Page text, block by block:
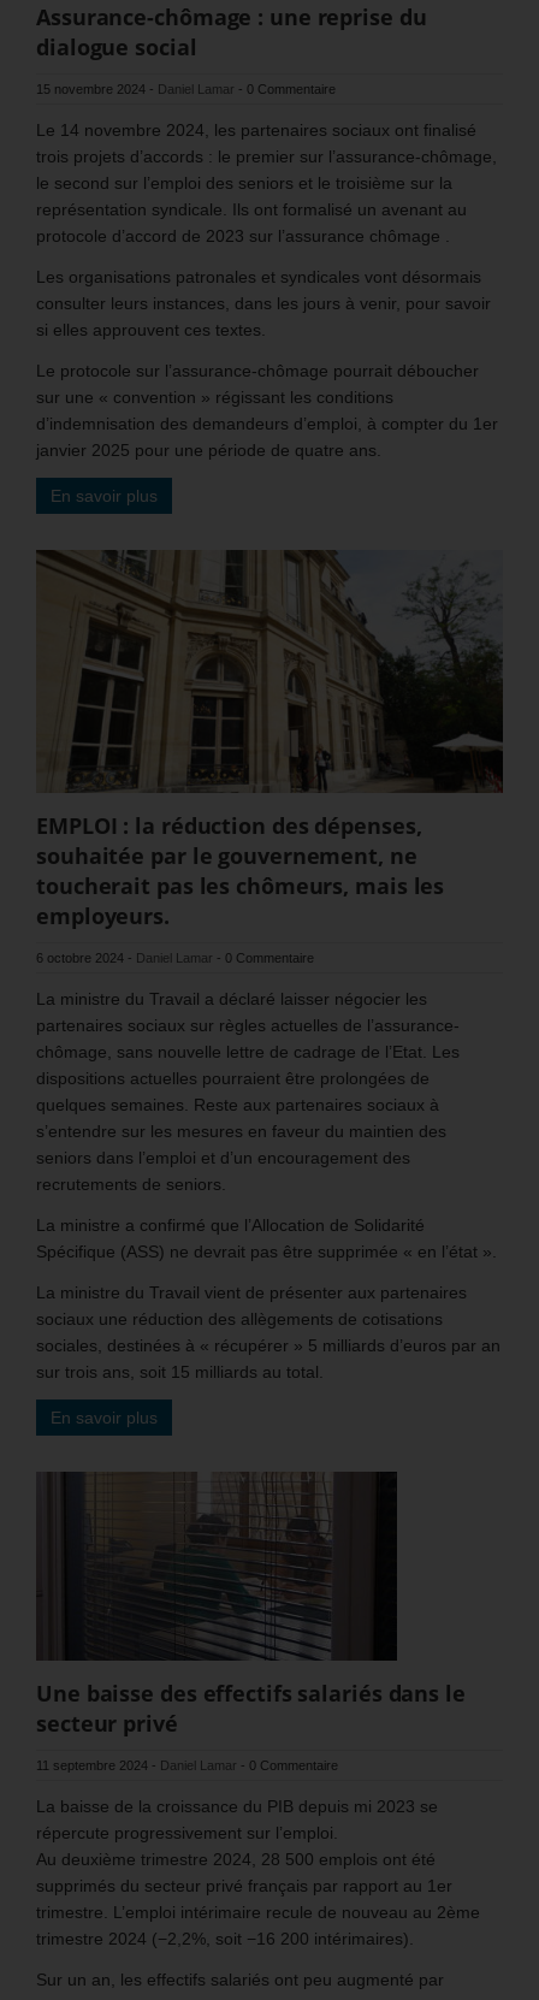
Assurance-chômage : une reprise du
dialogue social
15 novembre 2024 - Daniel Lamar - 0 Commentaire
Le 14 novembre 2024, les partenaires sociaux ont finalisé
trois projets d’accords : le premier sur l’assurance-chômage,
le second sur l’emploi des seniors et le troisième sur la
représentation syndicale. Ils ont formalisé un avenant au
protocole d’accord de 2023 sur l’assurance chômage .
Les organisations patronales et syndicales vont désormais
consulter leurs instances, dans les jours à venir, pour savoir
si elles approuvent ces textes.
Le protocole sur l’assurance-chômage pourrait déboucher
sur une « convention » régissant les conditions
d’indemnisation des demandeurs d’emploi, à compter du 1er
janvier 2025 pour une période de quatre ans.
En savoir plus
EMPLOI : la réduction des dépenses,
souhaitée par le gouvernement, ne
toucherait pas les chômeurs, mais les
employeurs.
6 octobre 2024 - Daniel Lamar - 0 Commentaire
La ministre du Travail a déclaré laisser négocier les
partenaires sociaux sur règles actuelles de l’assurance-
chômage, sans nouvelle lettre de cadrage de l’Etat. Les
dispositions actuelles pourraient être prolongées de
quelques semaines. Reste aux partenaires sociaux à
s’entendre sur les mesures en faveur du maintien des
seniors dans l’emploi et d’un encouragement des
recrutements de seniors.
La ministre a confirmé que l’Allocation de Solidarité
Spécifique (ASS) ne devrait pas être supprimée « en l’état ».
La ministre du Travail vient de présenter aux partenaires
sociaux une réduction des allègements de cotisations
sociales, destinées à « récupérer » 5 milliards d’euros par an
sur trois ans, soit 15 milliards au total.
En savoir plus
Une baisse des effectifs salariés dans le
secteur privé
11 septembre 2024 - Daniel Lamar - 0 Commentaire
La baisse de la croissance du PIB depuis mi 2023 se
répercute progressivement sur l’emploi.
Au deuxième trimestre 2024, 28 500 emplois ont été
supprimés du secteur privé français par rapport au 1er
trimestre. L’emploi intérimaire recule de nouveau au 2ème
trimestre 2024 (−2,2%, soit −16 200 intérimaires).
Sur un an, les effectifs salariés ont peu augmenté par